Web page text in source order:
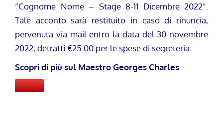
“Cognome Nome – Stage 8-11 Dicembre 2022”.
Tale acconto sarà restituito in caso di rinuncia,
pervenuta via mail entro la data del 30 novembre
2022, detratti €25.00 per le spese di segreteria.
Scopri di più sul Maestro Georges Charles